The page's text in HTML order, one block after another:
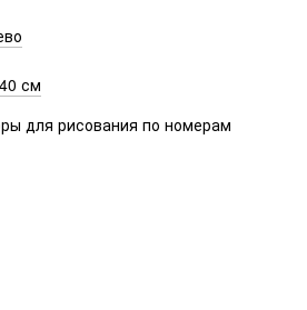
см
для рисования по номерам